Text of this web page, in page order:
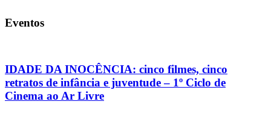
Eventos
IDADE DA INOCÊNCIA: cinco filmes, cinco
retratos de infância e juventude – 1º Ciclo de
Cinema ao Ar Livre